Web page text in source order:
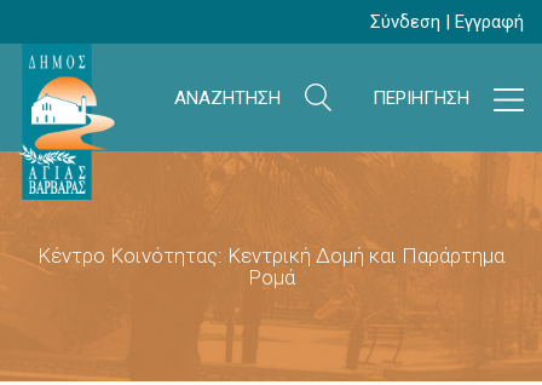
Σύνδεση | Εγγραφή
ΑΝΑΖΗΤΗΣΗ ΠΕΡΙΗΓΗΣΗ
Κέντρο Κοινότητας: Κεντρική Δομή και Παράρτημα
Ρομά